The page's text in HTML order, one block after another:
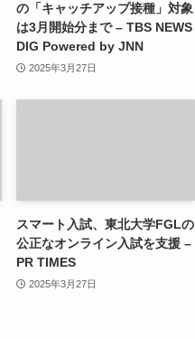
の「キャッチアップ接種」対象
は3月開始分まで – TBS NEWS
DIG Powered by JNN
2025年3月27日
スマート入試、東北大学FGLの
公正なオンライン入試を支援 –
PR TIMES
2025年3月27日